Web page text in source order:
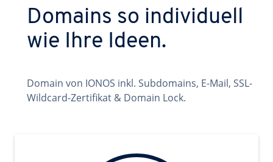
Domains so individuell
wie Ihre Ideen.
Domain von IONOS inkl. Subdomains, E-Mail, SSL-
Wildcard-Zertifikat & Domain Lock.